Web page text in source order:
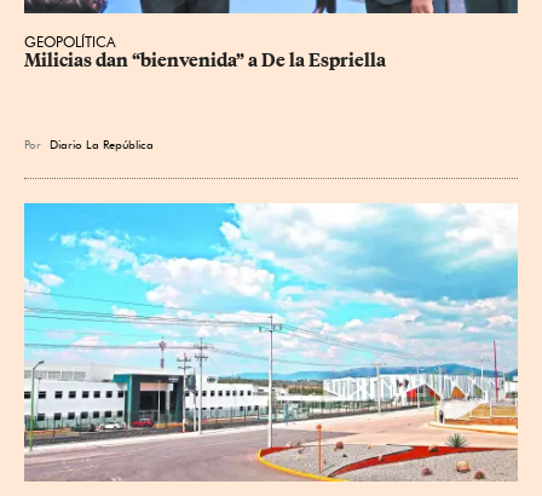
GEOPOLÍTICA
Milicias dan “bienvenida” a De la Espriella
Por Diario La República